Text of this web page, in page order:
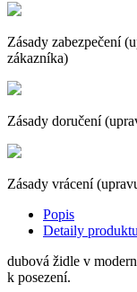
Zásady zabezpečení
zákazníka)
Zásady doručení
Zásady vrácení
Popis
Detaily
dubová židle v
k posezení.